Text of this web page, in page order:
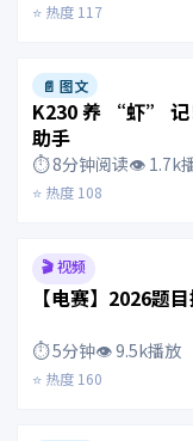
⭐ 热度 117
📄 图文
K230 养 “虾” 记
助手
⏱️ 8分钟阅读👁️ 1.7k
⭐ 热度 108
🎬 视频
【电赛】2026题
⏱️ 5分钟👁️ 9.5k播放
⭐ 热度 160